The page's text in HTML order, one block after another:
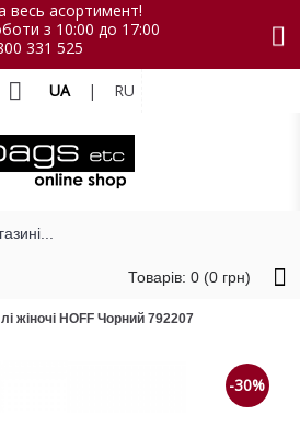
весь асортимент!
з 10:00 до 17:00
331 525
UA | RU
Товарів: 0 (0 грн)
жіночі HOFF Чорний 792207
-30%